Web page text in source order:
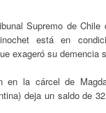
Supremo de Chile
está en
exageró su demencia
en la cárcel de
deja un saldo de